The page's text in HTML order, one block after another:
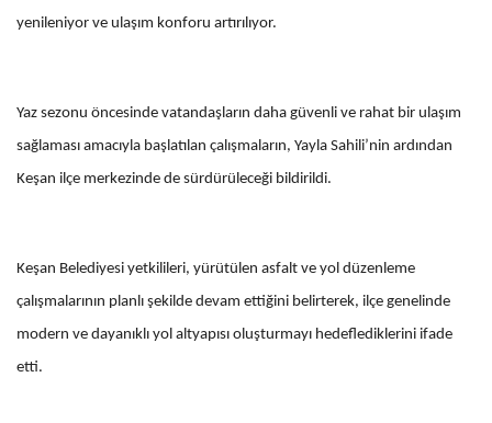
yenileniyor ve ulaşım konforu artırılıyor.
Yaz sezonu öncesinde vatandaşların daha güvenli ve rahat bir ulaşım
sağlaması amacıyla başlatılan çalışmaların, Yayla Sahili’nin ardından
Keşan ilçe merkezinde de sürdürüleceği bildirildi.
Keşan Belediyesi yetkilileri, yürütülen asfalt ve yol düzenleme
çalışmalarının planlı şekilde devam ettiğini belirterek, ilçe genelinde
modern ve dayanıklı yol altyapısı oluşturmayı hedeflediklerini ifade
etti.